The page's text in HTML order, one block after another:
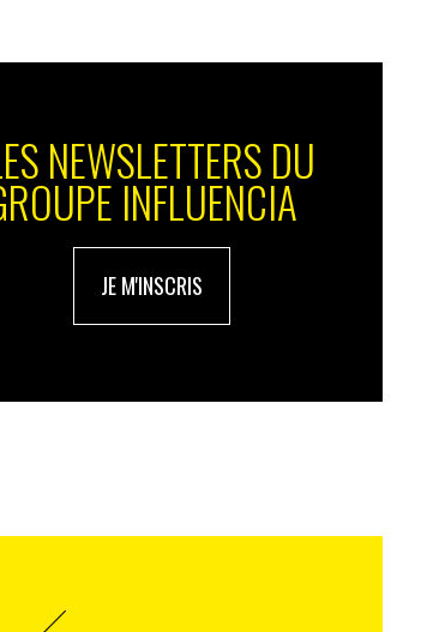
NEWSLETTERS DU
INFLUENCIA
JE M'INSCRIS